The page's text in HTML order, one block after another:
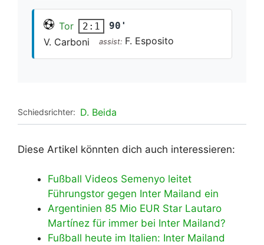
Tor 2:1 90'
V. Carboni assist: F. Esposito
Schiedsrichter: D. Beida
Diese Artikel könnten dich auch interessieren:
Fußball Videos Semenyo leitet
Führungstor gegen Inter Mailand ein
Argentinien 85 Mio EUR Star Lautaro
Martínez für immer bei Inter Mailand?
Fußball heute im Italien: Inter Mailand